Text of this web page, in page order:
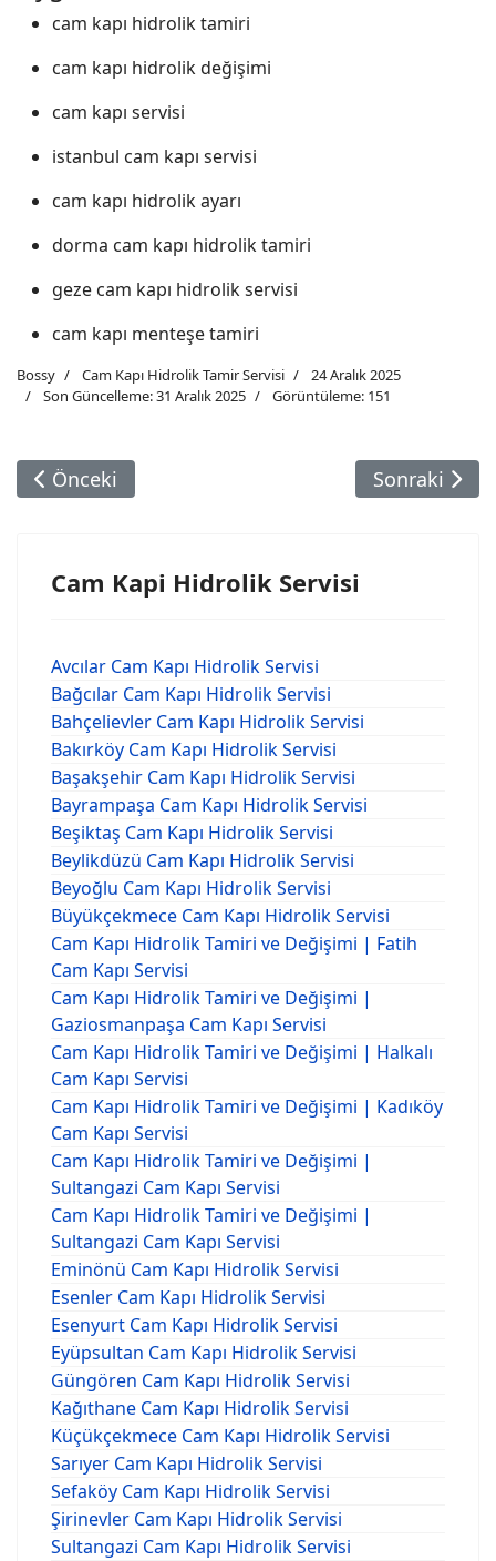
cam kapı hidrolik tamiri
cam kapı hidrolik değişimi
cam kapı servisi
istanbul cam kapı servisi
cam kapı hidrolik ayarı
dorma cam kapı hidrolik tamiri
geze cam kapı hidrolik servisi
cam kapı menteşe tamiri
Bossy Cam Kapı Hidrolik Tamir Servisi
24 Aralık 2025
Son Güncelleme: 31 Aralık 2025
Görüntüleme: 151
Önceki Makale: Cam Kapı Hidrolik Tamiri Ve
Önceki Sonraki
Sonraki
Cam Kapi Hidrolik Servisi
Avcılar Cam Kapı Hidrolik Servisi
Bağcılar Cam Kapı Hidrolik Servisi
Bahçelievler Cam Kapı Hidrolik Servisi
Bakırköy Cam Kapı Hidrolik Servisi
Başakşehir Cam Kapı Hidrolik Servisi
Bayrampaşa Cam Kapı Hidrolik Servisi
Beşiktaş Cam Kapı Hidrolik Servisi
Beylikdüzü Cam Kapı Hidrolik Servisi
Beyoğlu Cam Kapı Hidrolik Servisi
Büyükçekmece Cam Kapı Hidrolik Servisi
Cam Kapı Hidrolik Tamiri ve Değişimi | Fatih
Cam Kapı Servisi
Cam Kapı Hidrolik Tamiri ve Değişimi |
Gaziosmanpaşa Cam Kapı Servisi
Cam Kapı Hidrolik Tamiri ve Değişimi | Halkalı
Cam Kapı Servisi
Cam Kapı Hidrolik Tamiri ve Değişimi | Kadıköy
Cam Kapı Servisi
Cam Kapı Hidrolik Tamiri ve Değişimi |
Sultangazi Cam Kapı Servisi
Cam Kapı Hidrolik Tamiri ve Değişimi |
Sultangazi Cam Kapı Servisi
Eminönü Cam Kapı Hidrolik Servisi
Esenler Cam Kapı Hidrolik Servisi
Esenyurt Cam Kapı Hidrolik Servisi
Eyüpsultan Cam Kapı Hidrolik Servisi
Güngören Cam Kapı Hidrolik Servisi
Kağıthane Cam Kapı Hidrolik Servisi
Küçükçekmece Cam Kapı Hidrolik Servisi
Sarıyer Cam Kapı Hidrolik Servisi
Sefaköy Cam Kapı Hidrolik Servisi
Şirinevler Cam Kapı Hidrolik Servisi
Sultangazi Cam Kapı Hidrolik Servisi